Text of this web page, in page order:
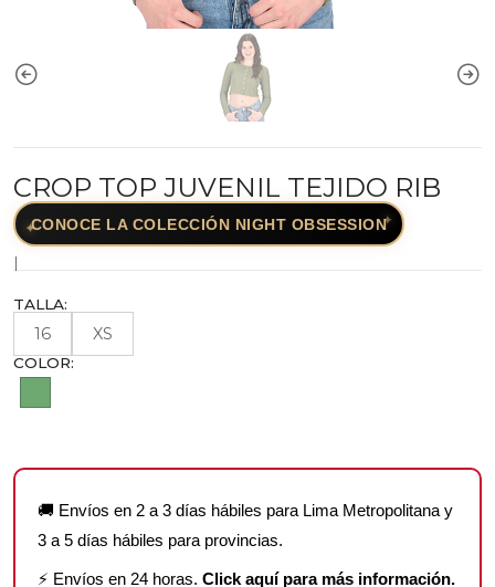
CROP TOP JUVENIL TEJIDO RIB
✦
✦CONOCE LA COLECCIÓN NIGHT OBSESSION
|
TALLA:
16 XS
COLOR:
🚚 Envíos en 2 a 3 días hábiles para Lima Metropolitana y
3 a 5 días hábiles para provincias.
⚡ Envíos en 24 horas. Click aquí para más información.